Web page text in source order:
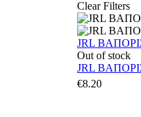
Clear Filters
JRL
Out of stock
JRL
€8.20